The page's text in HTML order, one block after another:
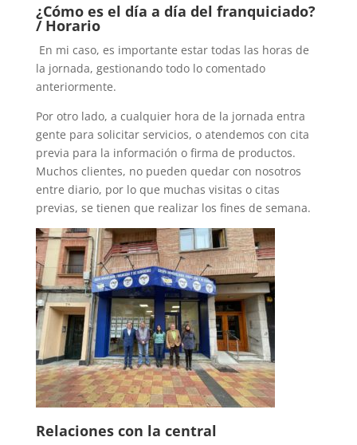
¿Cómo es el día a día del franquiciado?
/ Horario
En mi caso, es importante estar todas las horas de
la jornada, gestionando todo lo comentado
anteriormente.
Por otro lado, a cualquier hora de la jornada entra
gente para solicitar servicios, o atendemos con cita
previa para la información o firma de productos.
Muchos clientes, no pueden quedar con nosotros
entre diario, por lo que muchas visitas o citas
previas, se tienen que realizar los fines de semana.
Relaciones con la central